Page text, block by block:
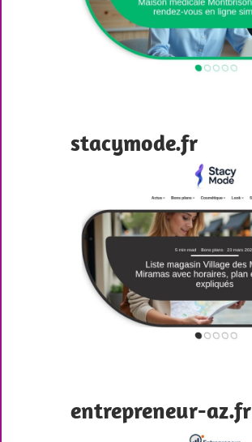
stacymode.fr
entrepreneur-az.fr